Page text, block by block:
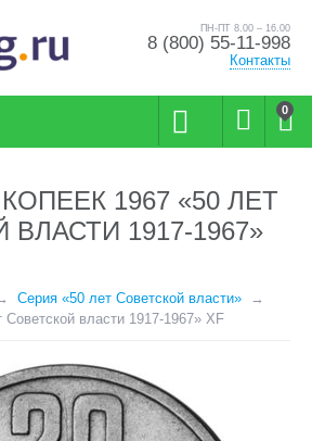
ПН-ПТ 8.00 – 16.00
8 (800) 55-11-998
Контакты
0
1967 «50 ЛЕТ
1917-1967»
Серия «50 лет Советской власти»
Советской власти 1917-1967» XF